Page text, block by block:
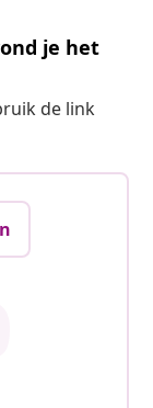
je het
de link